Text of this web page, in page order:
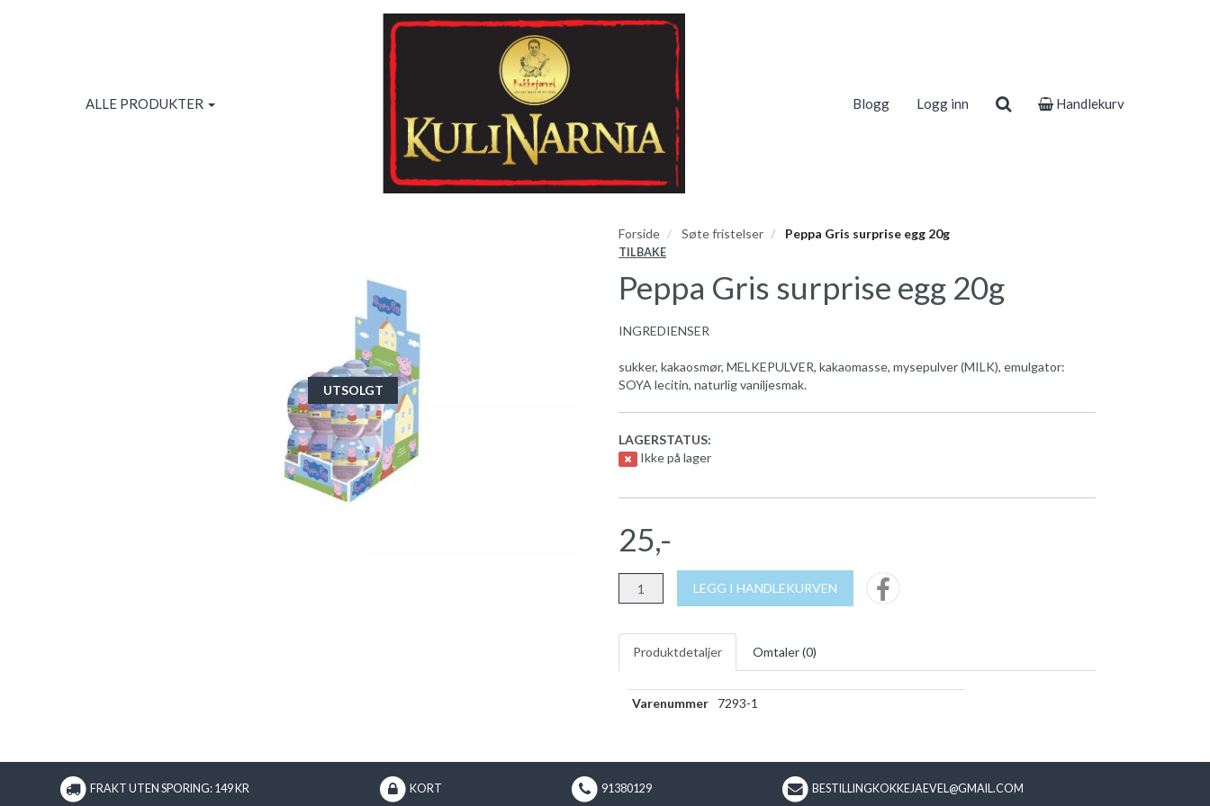
ALLE PRODUKTER Blogg Logg inn Handlekurv
UTSOLGT
Forside Søte fristelser Peppa Gris surprise egg 20g
TILBAKE
Peppa Gris surprise egg 20g
INGREDIENSER
sukker, kakaosmør, MELKEPULVER, kakaomasse, mysepulver (MILK), emulgator:
SOYA lecitin, naturlig vaniljesmak.
LAGERSTATUS:
Ikke på lager
25,-
LEGG I HANDLEKURVEN
Produktdetaljer Omtaler (0)
Varenummer 7293-1
FRAKT UTEN SPORING: 149 KR KORT 91380129 BESTILLINGKOKKEJAEVEL@GMAIL.COM